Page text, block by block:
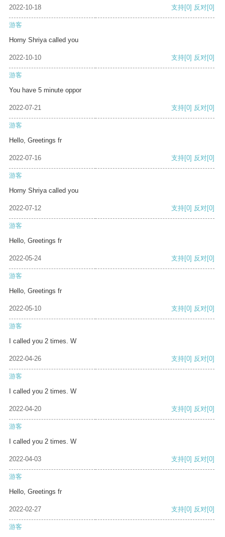
2022-10-18 支持[0] 反对[0]
游客
Horny Shriya called you
2022-10-10 支持[0] 反对[0]
游客
You have 5 minute oppor
2022-07-21 支持[0] 反对[0]
游客
Hello, Greetings fr
2022-07-16 支持[0] 反对[0]
游客
Horny Shriya called you
2022-07-12 支持[0] 反对[0]
游客
Hello, Greetings fr
2022-05-24 支持[0] 反对[0]
游客
Hello, Greetings fr
2022-05-10 支持[0] 反对[0]
游客
I called you 2 times. W
2022-04-26 支持[0] 反对[0]
游客
I called you 2 times. W
2022-04-20 支持[0] 反对[0]
游客
I called you 2 times. W
2022-04-03 支持[0] 反对[0]
游客
Hello, Greetings fr
2022-02-27 支持[0] 反对[0]
游客